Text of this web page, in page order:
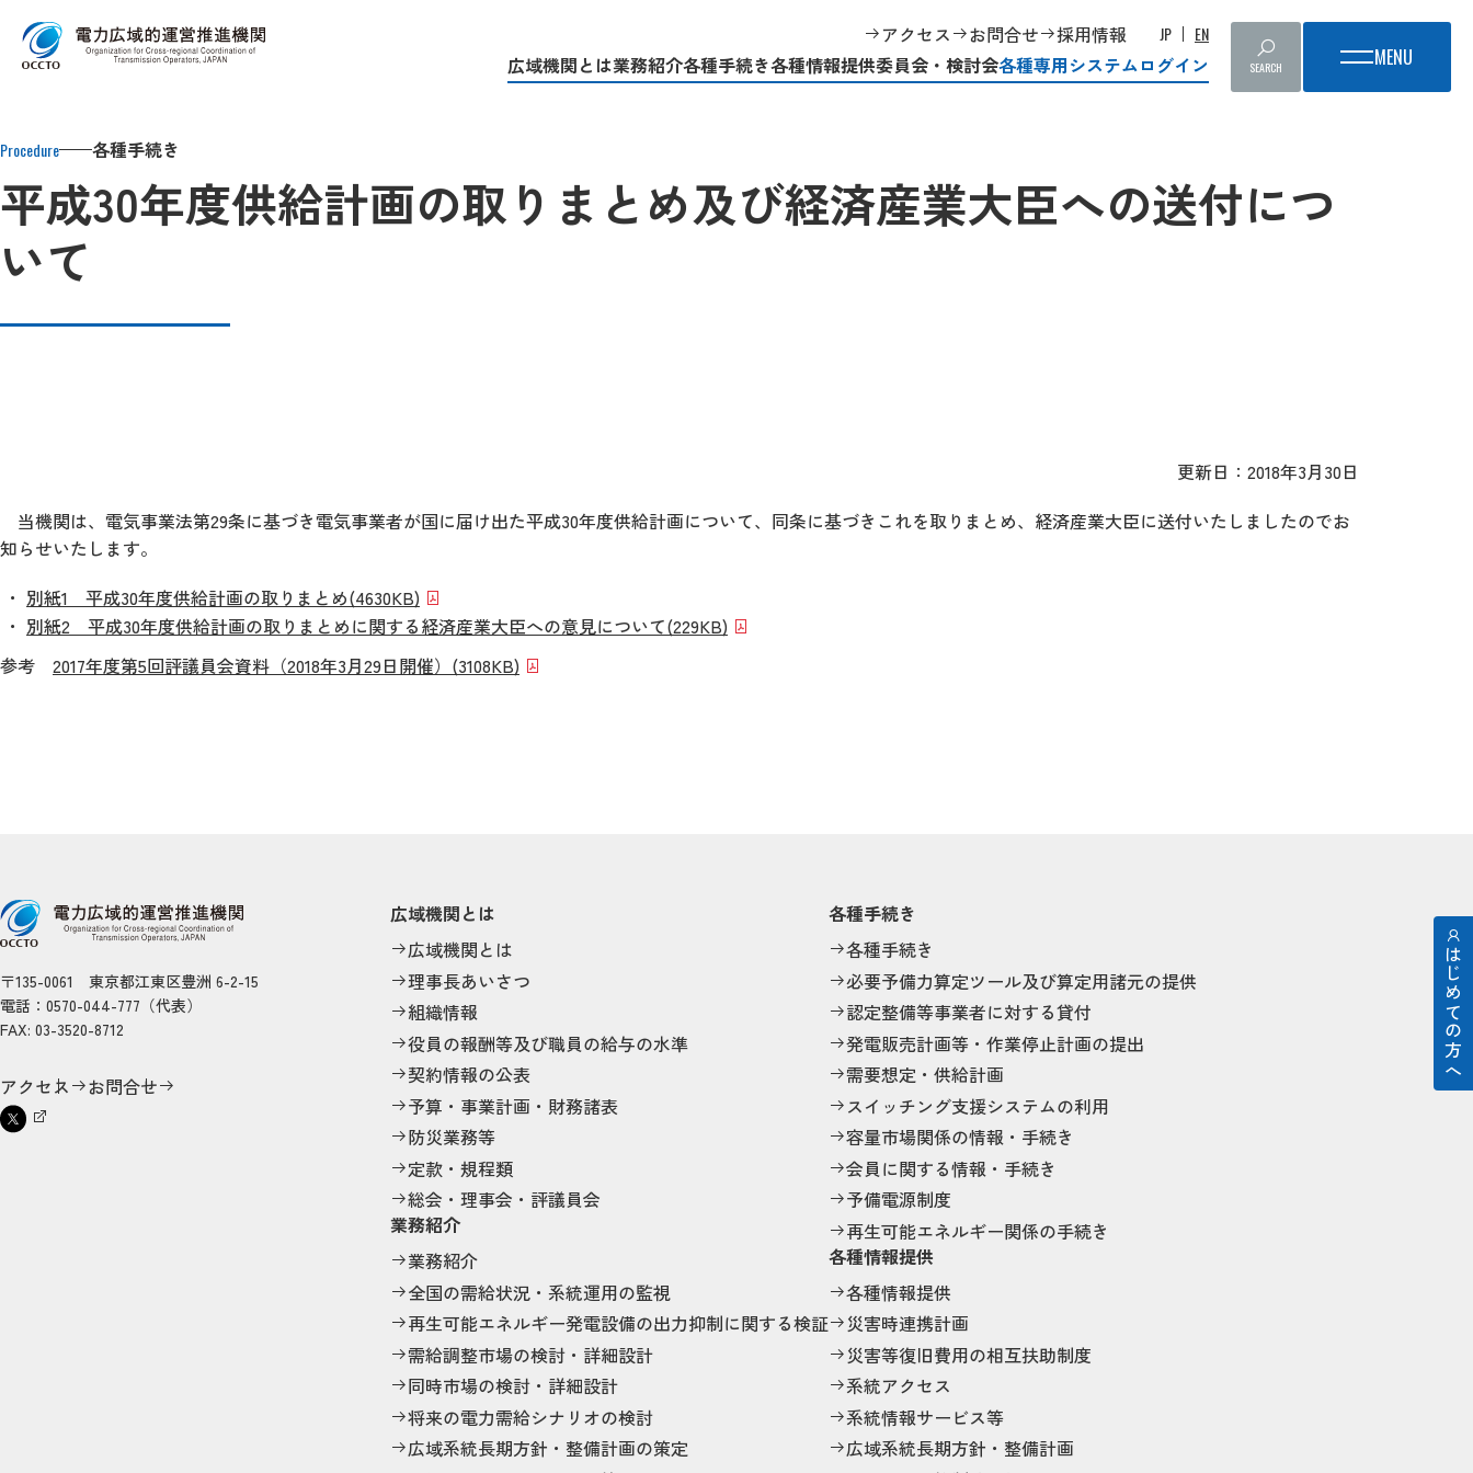
アクセス お問合せ 採用情報 JP EN
広域機関とは業務紹介各種手続き各種情報提供委員会・検討会各種専用システムログイン SEARCH
Top
Procedure 各種手続き
平成30年度供給計画の取りまとめ及び経済産業大臣への送付につ
いて
更新日：2018年3月30日
当機関は、電気事業法第29条に基づき電気事業者が国に届け出た平成30年度供給計画について、同条に基づきこれを取りまとめ、経済産業大臣に送付いたしましたのでお
知らせいたします。
別紙1 平成30年度供給計画の取りまとめ(4630KB)
別紙2 平成30年度供給計画の取りまとめに関する経済産業大臣への意見について(229KB)
参考 2017年度第5回評議員会資料（2018年3月29日開催） (3108KB)
はじめての方へ
〒135-0061 東京都江東区豊洲 6-2-15
電話：0570-044-777（代表）
FAX: 03-3520-8712
アクセス お問合せ
広域機関とは
広域機関とは
理事長あいさつ
組織情報
役員の報酬等及び職員の給与の水準
契約情報の公表
予算・事業計画・財務諸表
防災業務等
定款・規程類
総会・理事会・評議員会
業務紹介
業務紹介
全国の需給状況・系統運用の監視
再生可能エネルギー発電設備の出力抑制に関する検証
需給調整市場の検討・詳細設計
同時市場の検討・詳細設計
将来の電力需給シナリオの検討
広域系統長期方針・整備計画の策定
各種手続き
各種手続き
必要予備力算定ツール及び算定用諸元の提供
認定整備等事業者に対する貸付
発電販売計画等・作業停止計画の提出
需要想定・供給計画
スイッチング支援システムの利用
容量市場関係の情報・手続き
会員に関する情報・手続き
予備電源制度
再生可能エネルギー関係の手続き
各種情報提供
各種情報提供
災害時連携計画
災害等復旧費用の相互扶助制度
系統アクセス
系統情報サービス等
広域系統長期方針・整備計画